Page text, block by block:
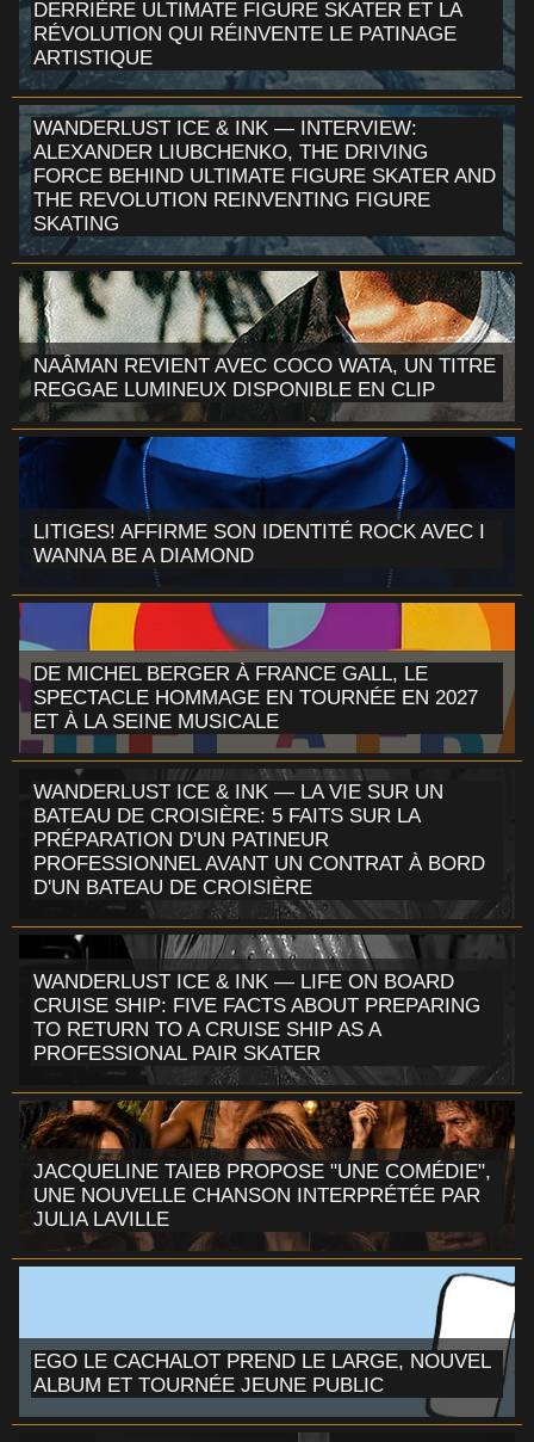
DERRIÈRE ULTIMATE FIGURE SKATER ET LA
RÉVOLUTION QUI RÉINVENTE LE PATINAGE
ARTISTIQUE
WANDERLUST ICE & INK — INTERVIEW:
ALEXANDER LIUBCHENKO, THE DRIVING
FORCE BEHIND ULTIMATE FIGURE SKATER AND
THE REVOLUTION REINVENTING FIGURE
SKATING
NAÂMAN REVIENT AVEC COCO WATA, UN TITRE
REGGAE LUMINEUX DISPONIBLE EN CLIP
LITIGES! AFFIRME SON IDENTITÉ ROCK AVEC I
WANNA BE A DIAMOND
DE MICHEL BERGER À FRANCE GALL, LE
SPECTACLE HOMMAGE EN TOURNÉE EN 2027
ET À LA SEINE MUSICALE
WANDERLUST ICE & INK — LA VIE SUR UN
BATEAU DE CROISIÈRE: 5 FAITS SUR LA
PRÉPARATION D'UN PATINEUR
PROFESSIONNEL AVANT UN CONTRAT À BORD
D'UN BATEAU DE CROISIÈRE
WANDERLUST ICE & INK — LIFE ON BOARD
CRUISE SHIP: FIVE FACTS ABOUT PREPARING
TO RETURN TO A CRUISE SHIP AS A
PROFESSIONAL PAIR SKATER
JACQUELINE TAIEB PROPOSE "UNE COMÉDIE",
UNE NOUVELLE CHANSON INTERPRÉTÉE PAR
JULIA LAVILLE
EGO LE CACHALOT PREND LE LARGE, NOUVEL
ALBUM ET TOURNÉE JEUNE PUBLIC